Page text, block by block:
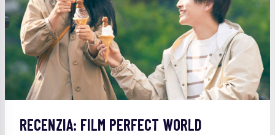
RECENZIA: FILM PERFECT WORLD